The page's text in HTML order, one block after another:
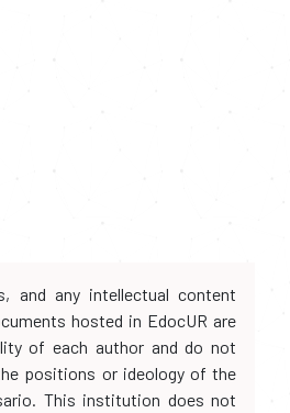
and any intellectual content
hosted in EdocUR are
of each author and do not
positions or ideology of the
This institution does not